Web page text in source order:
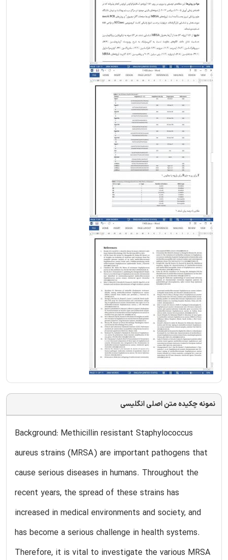
نمونه چکیده متن اصلی انگلیسی
Background: Methicillin resistant Staphylococcus
aureus strains (MRSA) are important pathogens that
cause serious diseases in humans. Throughout the
recent years, the spread of these strains has
increased in medical environments and society, and
has become a serious challenge in health systems.
Therefore, it is vital to investigate the various MRSA